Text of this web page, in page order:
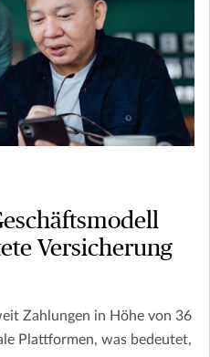
Versicherung
Zahlungen in Höhe von 36
Plattformen, was bedeutet,